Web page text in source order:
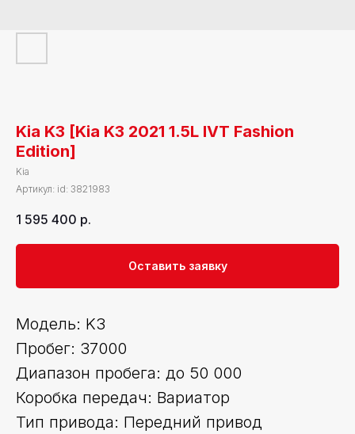
Kia K3 [Kia K3 2021 1.5L IVT Fashion
Edition]
Kia
Артикул: id: 3821983
1 595 400 р.
Оставить заявку
Модель: K3
Пробег: 37000
Диапазон пробега: до 50 000
Коробка передач: Вариатор
Тип привода: Передний привод